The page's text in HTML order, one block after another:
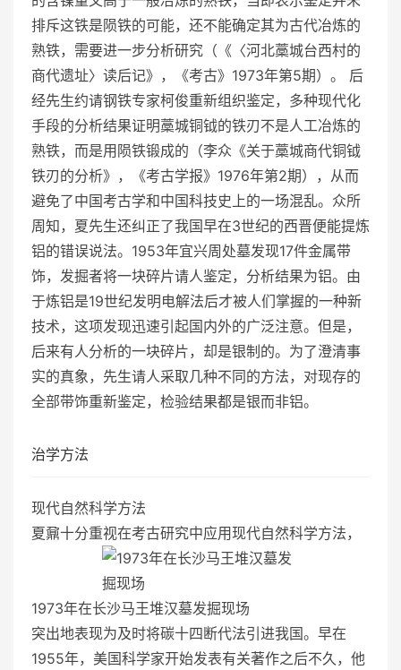
排斥这铁是陨铁的可能，还不能确定其为古代冶炼的
熟铁，需要进一步分析研究（《〈河北藁城台西村的
商代遗址〉读后记》，《考古》1973年第5期）。 后
经先生约请钢铁专家柯俊重新组织鉴定，多种现代化
手段的分析结果证明藁城铜钺的铁刃不是人工冶炼的
熟铁，而是用陨铁锻成的（李众《关于藁城商代铜钺
铁刃的分析》，《考古学报》1976年第2期），从而
避免了中国考古学和中国科技史上的一场混乱。众所
周知，夏先生还纠正了我国早在3世纪的西晋便能提炼
铝的错误说法。1953年宜兴周处墓发现17件金属带
饰，发掘者将一块碎片请人鉴定，分析结果为铝。由
于炼铝是19世纪发明电解法后才被人们掌握的一种新
技术，这项发现迅速引起国内外的广泛注意。但是，
后来有人分析的一块碎片，却是银制的。为了澄清事
实的真象，先生请人采取几种不同的方法，对现存的
全部带饰重新鉴定，检验结果都是银而非铝。
治学方法
现代自然科学方法
夏鼐十分重视在考古研究中应用现代自然科学方法，
1973年在长沙马王堆汉墓发掘现场
突出地表现为及时将碳十四断代法引进我国。早在
1955年，美国科学家开始发表有关著作之后不久，他